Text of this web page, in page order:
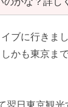
ブに行きまし
かも東京ま
翌日東京観光